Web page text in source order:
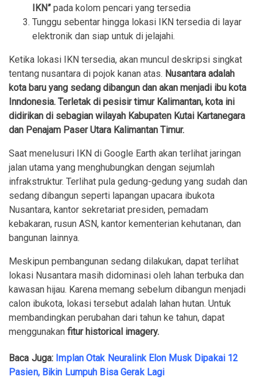
IKN” pada kolom pencari yang tersedia
Tunggu sebentar hingga lokasi IKN tersedia di layar
elektronik dan siap untuk di jelajahi.
Ketika lokasi IKN tersedia, akan muncul deskripsi singkat
tentang nusantara di pojok kanan atas. Nusantara adalah
kota baru yang sedang dibangun dan akan menjadi ibu kota
Inndonesia. Terletak di pesisir timur Kalimantan, kota ini
didirikan di sebagian wilayah Kabupaten Kutai Kartanegara
dan Penajam Paser Utara Kalimantan Timur.
Saat menelusuri IKN di Google Earth akan terlihat jaringan
jalan utama yang menghubungkan dengan sejumlah
infrakstruktur. Terlihat pula gedung-gedung yang sudah dan
sedang dibangun seperti lapangan upacara ibukota
Nusantara, kantor sekretariat presiden, pemadam
kebakaran, rusun ASN, kantor kementerian kehutanan, dan
bangunan lainnya.
Meskipun pembangunan sedang dilakukan, dapat terlihat
lokasi Nusantara masih didominasi oleh lahan terbuka dan
kawasan hijau. Karena memang sebelum dibangun menjadi
calon ibukota, lokasi tersebut adalah lahan hutan. Untuk
membandingkan perubahan dari tahun ke tahun, dapat
menggunakan fitur historical imagery.
Baca Juga: Implan Otak Neuralink Elon Musk Dipakai 12
Pasien, Bikin Lumpuh Bisa Gerak Lagi